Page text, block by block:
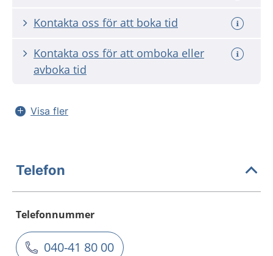
Kontakta oss för att boka tid
Kontakta oss för att omboka eller
avboka tid
Visa fler
Telefon
Telefonnummer
040-41 80 00